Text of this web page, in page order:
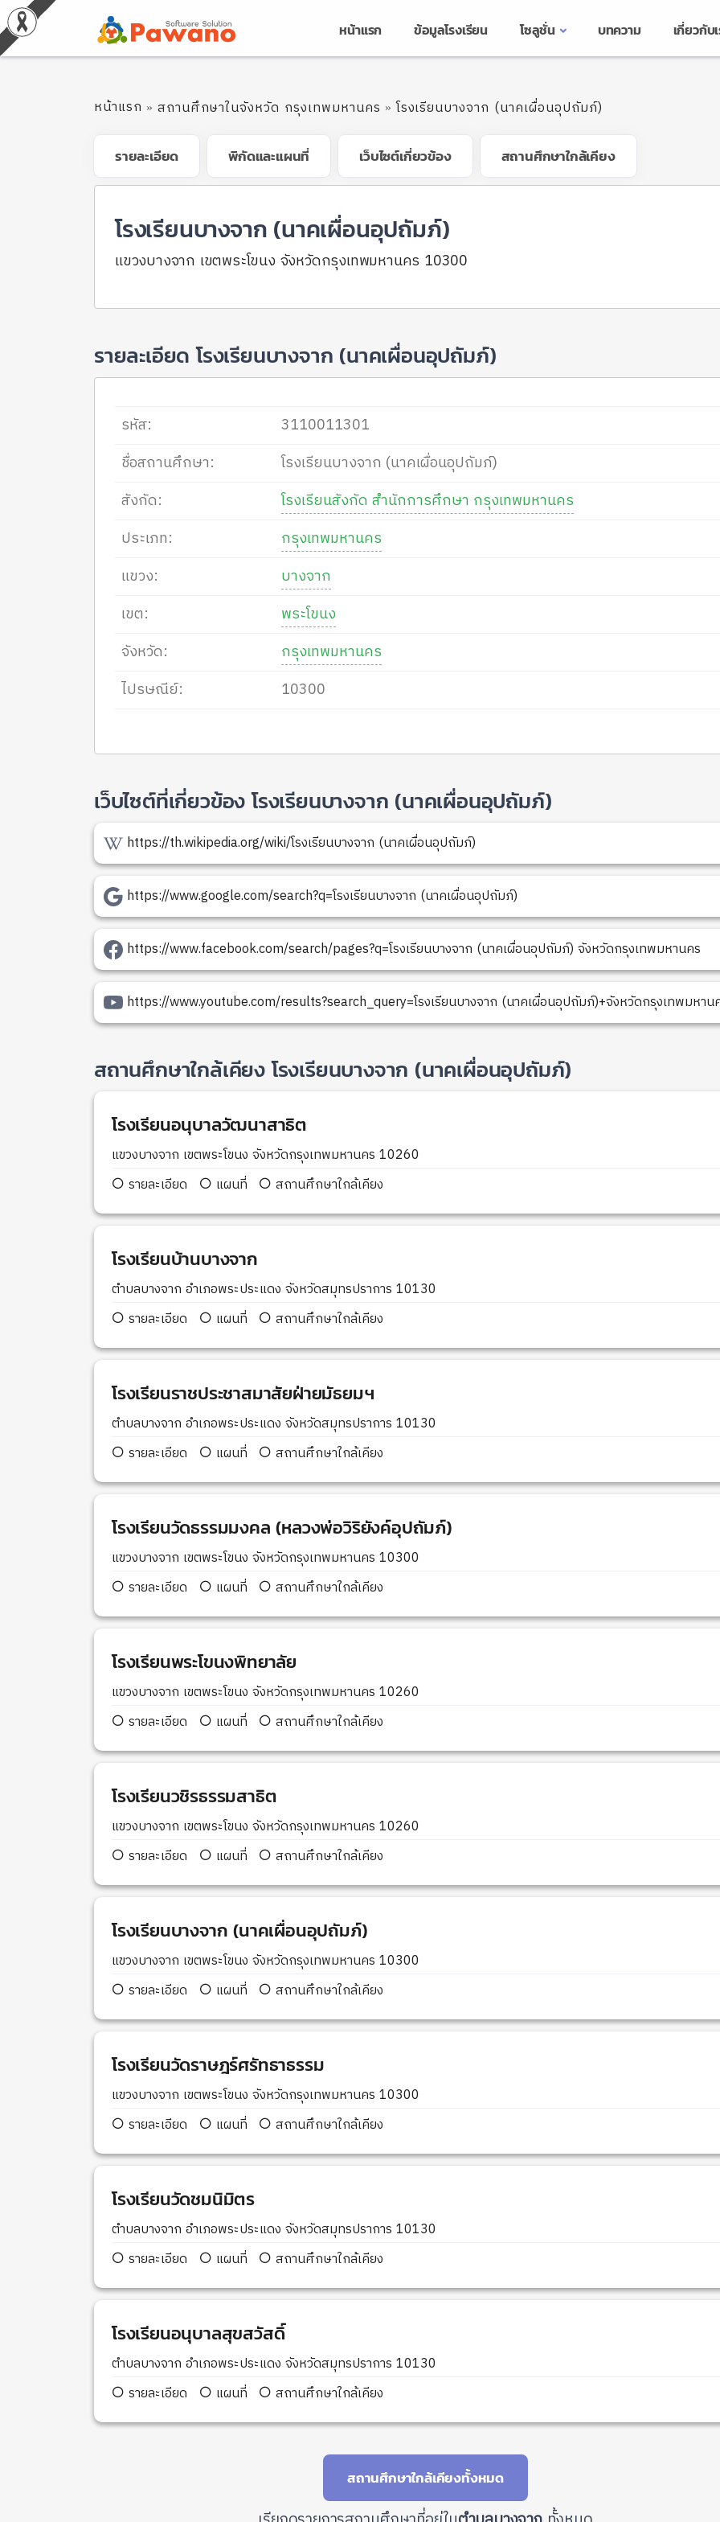
หน้าแรก ข้อมูลโรงเรียน โซลูชั่น บทความ เกี่ยวกับ
หน้าแรก สถานศึกษาในจังหวัด กรุงเทพมหานคร โรงเรียนบางจาก (นาคเผื่อนอุปถัมภ์)
รายละเอียด พิกัดและแผนที่ เว็บไซต์เกี่ยวข้อง สถานศึกษาใกล้เคียง
โรงเรียนบางจาก (นาคเผื่อนอุปถัมภ์)
แขวงบางจาก เขตพระโขนง จังหวัดกรุงเทพมหานคร 10300
รายละเอียด โรงเรียนบางจาก (นาคเผื่อนอุปถัมภ์)
รหัส:
3110011301
ชื่อสถานศึกษา:
โรงเรียนบางจาก (นาคเผื่อนอุปถัมภ์)
สังกัด:
โรงเรียนสังกัด สำนักการศึกษา กรุงเทพมหานคร
ประเภท:
กรุงเทพมหานคร
แขวง:
บางจาก
เขต:
พระโขนง
จังหวัด:
กรุงเทพมหานคร
ไปรษณีย์:
10300
เว็บไซต์ที่เกี่ยวข้อง โรงเรียนบางจาก (นาคเผื่อนอุปถัมภ์)
https://th.wikipedia.org/wiki/โรงเรียนบางจาก (นาคเผื่อนอุปถัมภ์)
https://www.google.com/search?q=โรงเรียนบางจาก (นาคเผื่อนอุปถัมภ์)
https://www.facebook.com/search/pages?q=โรงเรียนบางจาก (นาคเผื่อนอุปถัมภ์) จังหวัดกรุงเทพมหานคร
https://www.youtube.com/results?search_query=โรงเรียนบางจาก (นาคเผื่อนอุปถัมภ์)+จังหวัดกรุงเทพมหาน
สถานศึกษาใกล้เคียง โรงเรียนบางจาก (นาคเผื่อนอุปถัมภ์)
โรงเรียนอนุบาลวัฒนาสาธิต
แขวงบางจาก เขตพระโขนง จังหวัดกรุงเทพมหานคร 10260
รายละเอียด
แผนที่ สถานศึกษาใกล้เคียง
โรงเรียนบ้านบางจาก
ตำบลบางจาก อำเภอพระประแดง จังหวัดสมุทรปราการ 10130
รายละเอียด
แผนที่ สถานศึกษาใกล้เคียง
โรงเรียนราชประชาสมาสัยฝ่ายมัธยมฯ
ตำบลบางจาก อำเภอพระประแดง จังหวัดสมุทรปราการ 10130
รายละเอียด
แผนที่ สถานศึกษาใกล้เคียง
โรงเรียนวัดธรรมมงคล (หลวงพ่อวิริยังค์อุปถัมภ์)
แขวงบางจาก เขตพระโขนง จังหวัดกรุงเทพมหานคร 10300
รายละเอียด
แผนที่ สถานศึกษาใกล้เคียง
โรงเรียนพระโขนงพิทยาลัย
แขวงบางจาก เขตพระโขนง จังหวัดกรุงเทพมหานคร 10260
รายละเอียด
แผนที่ สถานศึกษาใกล้เคียง
โรงเรียนวชิรธรรมสาธิต
แขวงบางจาก เขตพระโขนง จังหวัดกรุงเทพมหานคร 10260
รายละเอียด
แผนที่ สถานศึกษาใกล้เคียง
โรงเรียนบางจาก (นาคเผื่อนอุปถัมภ์)
แขวงบางจาก เขตพระโขนง จังหวัดกรุงเทพมหานคร 10300
รายละเอียด
แผนที่ สถานศึกษาใกล้เคียง
โรงเรียนวัดราษฎร์ศรัทธาธรรม
แขวงบางจาก เขตพระโขนง จังหวัดกรุงเทพมหานคร 10300
รายละเอียด
แผนที่ สถานศึกษาใกล้เคียง
โรงเรียนวัดชมนิมิตร
ตำบลบางจาก อำเภอพระประแดง จังหวัดสมุทรปราการ 10130
รายละเอียด
แผนที่ สถานศึกษาใกล้เคียง
โรงเรียนอนุบาลสุขสวัสดิ์
ตำบลบางจาก อำเภอพระประแดง จังหวัดสมุทรปราการ 10130
รายละเอียด
แผนที่ สถานศึกษาใกล้เคียง
สถานศึกษาใกล้เคียงทั้งหมด